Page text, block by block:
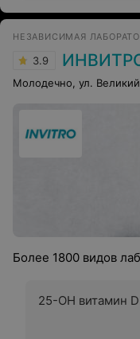
НЕЗАВИСИМАЯ
3.9
Молодечно, ул.
Более 1800 видов
25-ОН витамин D